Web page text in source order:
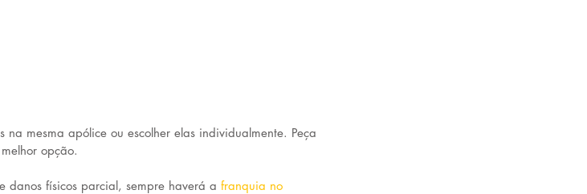
mesma apólice ou escolher elas individualmente. Peça
opção.
danos físicos parcial, sempre haverá a franquia no